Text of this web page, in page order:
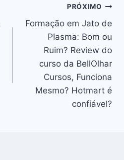
PRÓXIMO
Formação em Jato de
Plasma: Bom ou
Ruim? Review do
curso da BellOlhar
Cursos, Funciona
Mesmo? Hotmart é
confiável?